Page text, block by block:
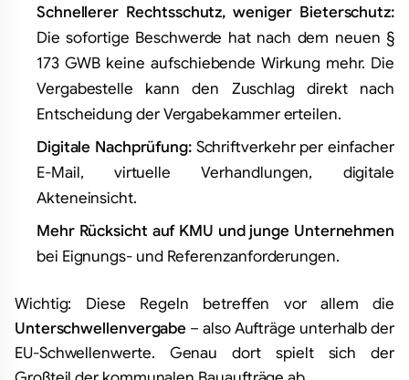
Schnellerer Rechtsschutz, weniger Bieterschutz:
Die sofortige Beschwerde hat nach dem neuen §
173 GWB keine aufschiebende Wirkung mehr. Die
Vergabestelle kann den Zuschlag direkt nach
Entscheidung der Vergabekammer erteilen.
Digitale Nachprüfung:Schriftverkehr per einfacher
E-Mail, virtuelle Verhandlungen, digitale
Akteneinsicht.
Mehr Rücksicht auf KMU und junge Unternehmen
bei Eignungs- und Referenzanforderungen.
Wichtig: Diese Regeln betreffen vor allem die
Unterschwellenvergabe – also Aufträge unterhalb der
EU-Schwellenwerte. Genau dort spielt sich der